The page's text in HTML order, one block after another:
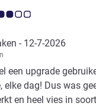
3.0/5
- 12-7-2026
een upgrade
elke dag! Dus was
en heel vies in